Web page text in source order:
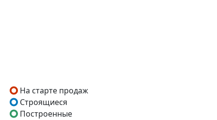
На старте продаж
Строящиеся
Построенные